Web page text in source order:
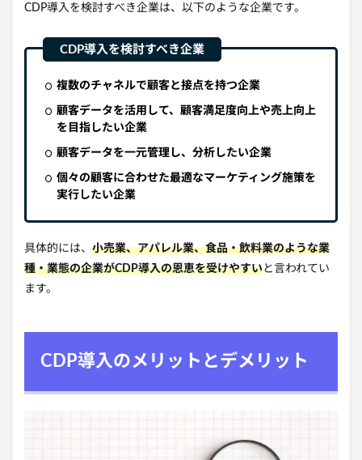
CDP導入を検討すべき企業は、 以下のような企業です。
複数のチャネルで顧客と接点を持つ企業
顧客データを活用して、顧客満足度向上や売上向上
を目指したい企業
顧客データを一元管理し、分析したい企業
個々の顧客に合わせた最適なマーケティング施策を
実行したい企業
具体的には、 小売業、アパレル業、食品・飲料業のような業
種・業態の企業がCDP導入の恩恵を受けやすいと言われてい
ます。
CDP導入のメリットとデメリット